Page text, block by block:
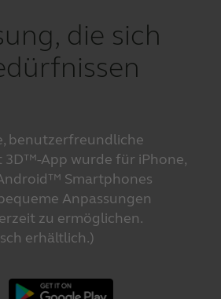
die sich
benutzerfreundliche
3D™-App wurde für iPhone,
Smartphones
Anpassungen
zu ermöglichen.
erhältlich.)